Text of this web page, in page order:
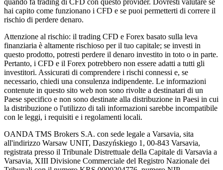
hai capito come funzionano i CFD e se puoi permetterti di correre il
rischio di perdere denaro.
Attenzione al rischio: il trading CFD e Forex basato sulla leva
finanziaria è altamente rischioso per il tuo capitale; se investi in
questo prodotto, potresti perdere il denaro investito in toto o in parte.
Pertanto, i CFD e il Forex potrebbero non essere adatti a tutti gli
investitori. Assicurati di comprendere i rischi connessi e, se
necessario, chiedi una consulenza indipendente. Le informazioni
contenute in questo sito web non sono rivolte a destinatari di un
Paese specifico e non sono destinate alla distribuzione in Paesi in cui
la distribuzione o l'utilizzo di tali informazioni sarebbe incompatibile
con le leggi, i requisiti e i regolamenti locali.
OANDA TMS Brokers S.A. con sede legale a Varsavia, sita
all'indirizzo Warsaw UNIT, Daszyńskiego 1, 00-843 Varsavia,
registrata presso il Tribunale Distrettuale della Capitale di Varsavia a
Varsavia, XIII Divisione Commerciale del Registro Nazionale dei